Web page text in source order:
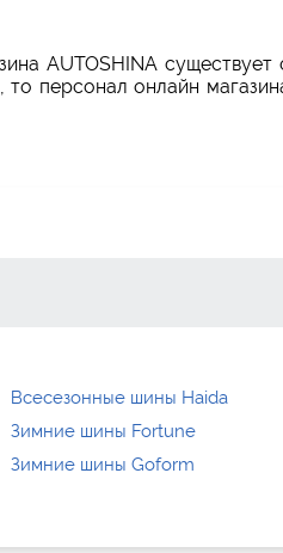
AUTOSHINA существует
персонал онлайн
Всесезонные шины Haida
Зимние шины Fortune
Зимние шины Goform